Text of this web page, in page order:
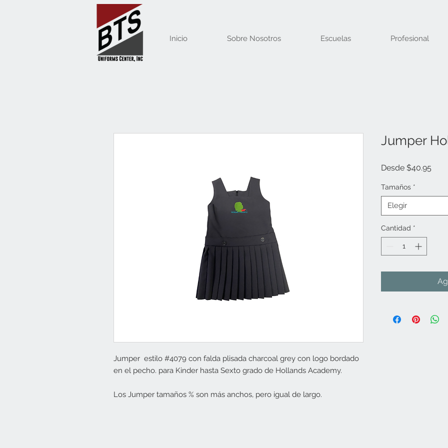
Inicio Sobre Nosotros Escuelas Profesional
Jumper estilo #4079 con falda plisada charcoal grey con logo bordado
en el pecho. para Kinder hasta Sexto grado de Hollands Academy.
Los Jumper tamaños % son más anchos, pero igual de largo.
Jumper
Desde $40.95
Tamaños *
Elegir
Cantidad *